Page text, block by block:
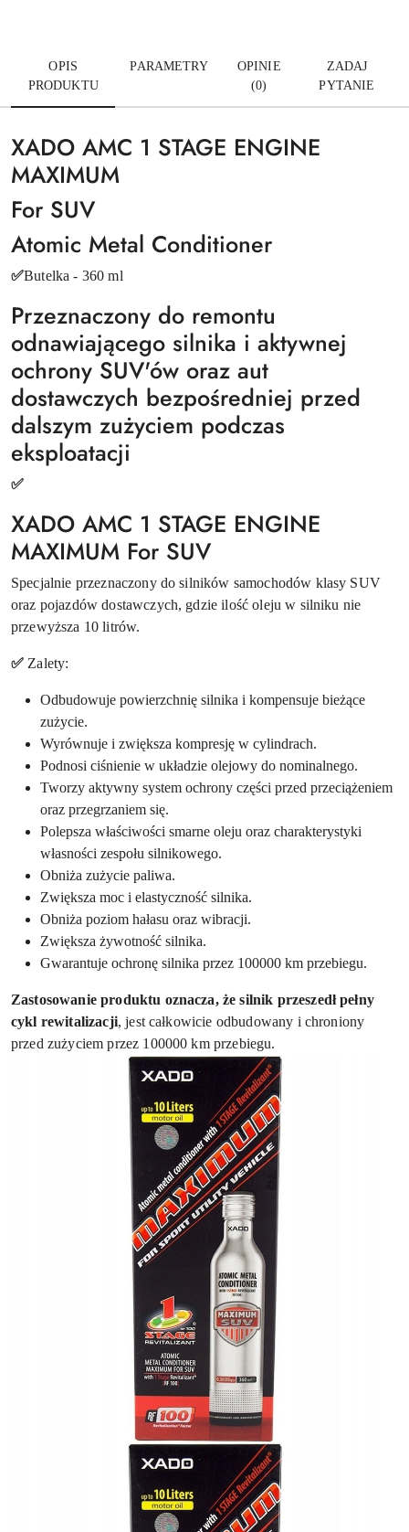
OPIS
PRODUKTU
PARAMETRY
OPINIE
(0)
ZADAJ
PYTANIE
XADO AMC 1 STAGE ENGINE
MAXIMUM
For SUV
Atomic Metal Conditioner
✅Butelka - 360 ml
Przeznaczony do remontu
odnawiającego silnika i aktywnej
ochrony SUV'ów oraz aut
dostawczych bezpośredniej przed
dalszym zużyciem podczas
eksploatacji
✅
XADO AMC 1 STAGE ENGINE
MAXIMUM For SUV
Specjalnie przeznaczony do silników samochodów klasy SUV
oraz pojazdów dostawczych, gdzie ilość oleju w silniku nie
przewyższa 10 litrów.
✅ Zalety:
Odbudowuje powierzchnię silnika i kompensuje bieżące
zużycie.
Wyrównuje i zwiększa kompresję w cylindrach.
Podnosi ciśnienie w układzie olejowy do nominalnego.
Tworzy aktywny system ochrony części przed przeciążeniem
oraz przegrzaniem się.
Polepsza właściwości smarne oleju oraz charakterystyki
własności zespołu silnikowego.
Obniża zużycie paliwa.
Zwiększa moc i elastyczność silnika.
Obniża poziom hałasu oraz wibracji.
Zwiększa żywotność silnika.
Gwarantuje ochronę silnika przez 100000 km przebiegu.
Zastosowanie produktu oznacza, że silnik przeszedł pełny
cykl rewitalizacji, jest całkowicie odbudowany i chroniony
przed zużyciem przez 100000 km przebiegu.